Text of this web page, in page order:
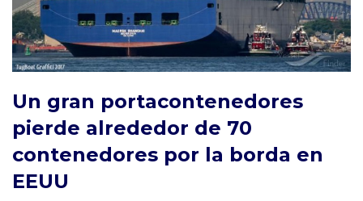
Un gran portacontenedores
pierde alrededor de 70
contenedores por la borda en
EEUU